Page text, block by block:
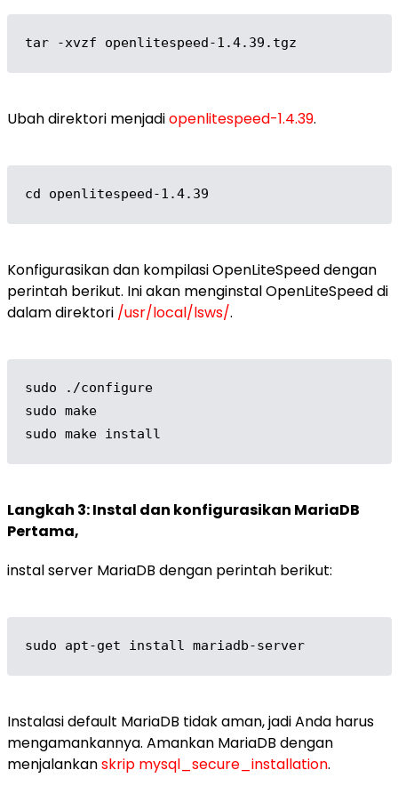
tar -xvzf openlitespeed-1.4.39.tgz
Ubah direktori menjadiopenlitespeed-1.4.39.
cd openlitespeed-1.4.39
Konfigurasikan dan kompilasi OpenLiteSpeed ​​dengan
perintah berikut. Ini akan menginstal OpenLiteSpeed ​​di
dalam direktori /usr/local/lsws/.
sudo ./configure
sudo make
sudo make install
Langkah 3: Instal dan konfigurasikan MariaDB
Pertama,
instal server MariaDB dengan perintah berikut:
sudo apt-get install mariadb-server
Instalasi default MariaDB tidak aman, jadi Anda harus
mengamankannya. Amankan MariaDB dengan
menjalankanskrip mysql_secure_installation.